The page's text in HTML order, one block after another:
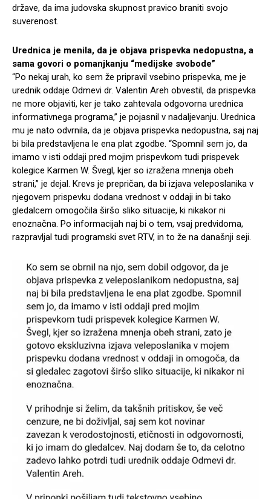
države, da ima judovska skupnost pravico braniti svojo
suverenost.
Urednica je menila, da je objava prispevka nedopustna, a
sama govori o pomanjkanju “medijske svobode”
“Po nekaj urah, ko sem že pripravil vsebino prispevka, me je
urednik oddaje Odmevi dr. Valentin Areh obvestil, da prispevka
ne more objaviti, ker je tako zahtevala odgovorna urednica
informativnega programa,” je pojasnil v nadaljevanju. Urednica
mu je nato odvrnila, da je objava prispevka nedopustna, saj naj
bi bila predstavljena le ena plat zgodbe. “Spomnil sem jo, da
imamo v isti oddaji pred mojim prispevkom tudi prispevek
kolegice Karmen W. Švegl, kjer so izražena mnenja obeh
strani,” je dejal. Krevs je prepričan, da bi izjava veleposlanika v
njegovem prispevku dodana vrednost v oddaji in bi tako
gledalcem omogočila širšo sliko situacije, ki nikakor ni
enoznačna. Po informacijah naj bi o tem, vsaj predvidoma,
razpravljal tudi programski svet RTV, in to že na današnji seji.